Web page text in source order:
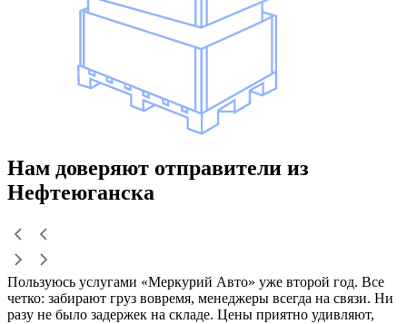
Нам доверяют отправители из
Нефтеюганска
Пользуюсь услугами «Меркурий Авто» уже второй год. Все
четко: забирают груз вовремя, менеджеры всегда на связи. Ни
разу не было задержек на складе. Цены приятно удивляют,